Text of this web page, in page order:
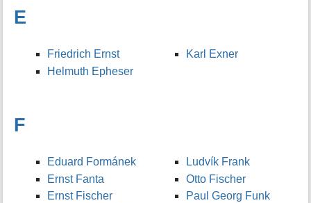
E
Friedrich Ernst
Helmuth Epheser
Karl Exner
F
Eduard Formánek
Ernst Fanta
Ernst Fischer
Ludvík Frank
Otto Fischer
Paul Georg Funk